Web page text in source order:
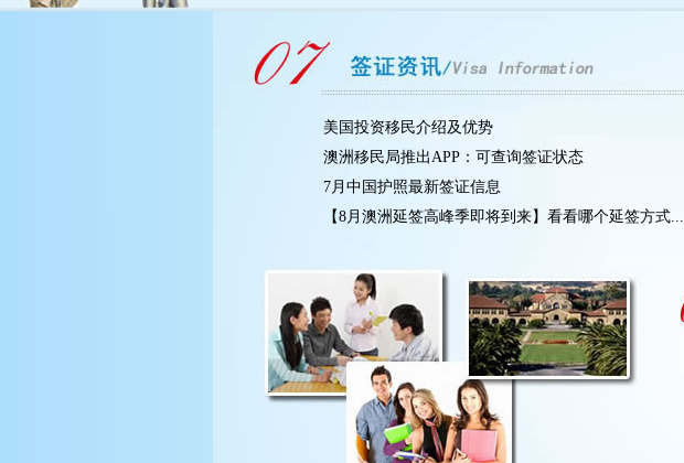
美国投资移民介绍及优势
澳洲移民局推出APP：可查询签证状态
7月中国护照最新签证信息
【8月澳洲延签高峰季即将到来】看看哪个延签方式...